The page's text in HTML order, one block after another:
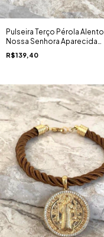
Pulseira Terço Pérola Alento
Nossa Senhora Aparecida
Banhada a Ouro 18k
R$139,40